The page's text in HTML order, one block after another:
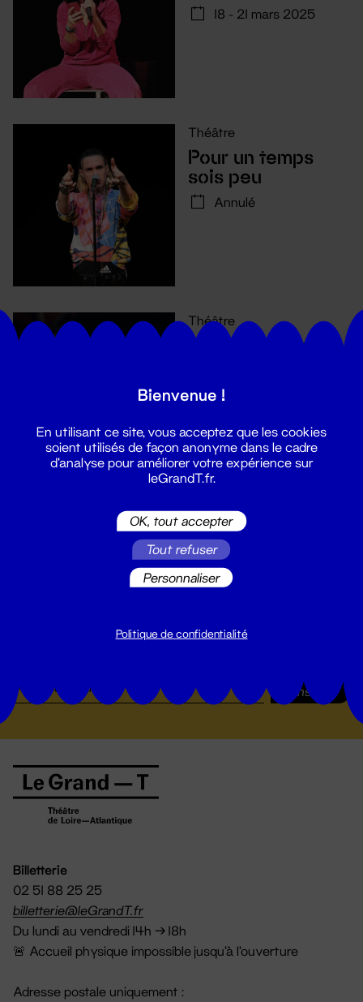
18 - 21 mars 2025
Théâtre
Pour un temps
sois peu
Annulé
Théâtre
Comment avouer
on ne sait pas le
mot pour le dire ?
19 - 22 nov. 2024
Suivez toutes les actualités du
S'inscrire
Billetterie
02 51 88 25 25
billetterie@leGrandT.fr
Du lundi au vendredi 14h → 18h
🚨 Accueil physique impossible jusqu'à l'ouverture
Adresse postale uniquement :
Bienvenue !
En utilisant ce site, vous acceptez que les cookies
soient utilisés de façon anonyme dans le cadre
d'analyse pour améliorer votre expérience sur
leGrandT.fr.
OK, tout accepter
Tout refuser
Personnaliser
Politique de confidentialité